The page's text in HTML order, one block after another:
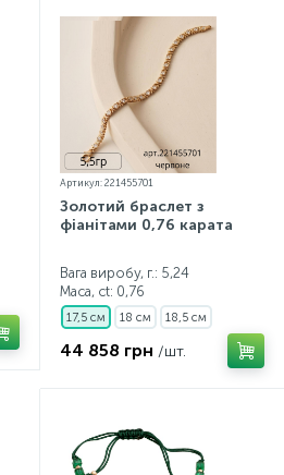
Артикул: 221455701
Золотий браслет з
фіанітами 0,76 карата
Вага виробу, г.: 5,24
Маса, ct: 0,76
17,5 см 18 см 18,5 см
44 858 грн /шт.